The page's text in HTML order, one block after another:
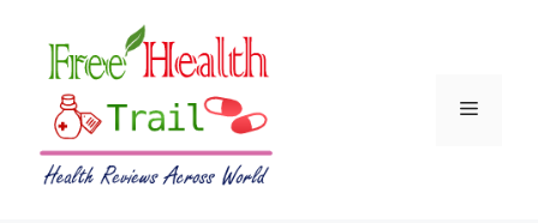
content
Menu